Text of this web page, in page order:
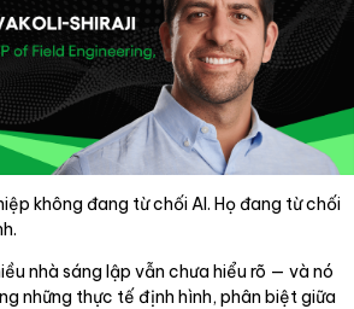
không đang từ chối AI. Họ đang từ chối
nhà sáng lập vẫn chưa hiểu rõ — và nó
những thực tế định hình, phân biệt giữa